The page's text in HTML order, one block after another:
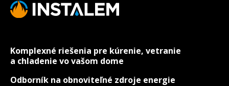
Komplexné riešenia pre kúrenie, vetranie
a chladenie vo vašom dome
Odborník na obnoviteľné zdroje energie